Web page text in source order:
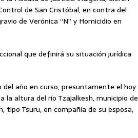
de San Cristóbal, en contra del
de Verónica “N” y Homicidio en
que definirá su situación jurídica
del año en curso, presuntamente el hoy
altura del río Tzajalkesh, municipio de
tipo Tsuru, en compañía de su esposa,